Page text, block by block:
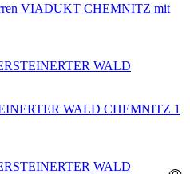
VIADUKT CHEMNITZ mit
WALD CHEMNITZ 1